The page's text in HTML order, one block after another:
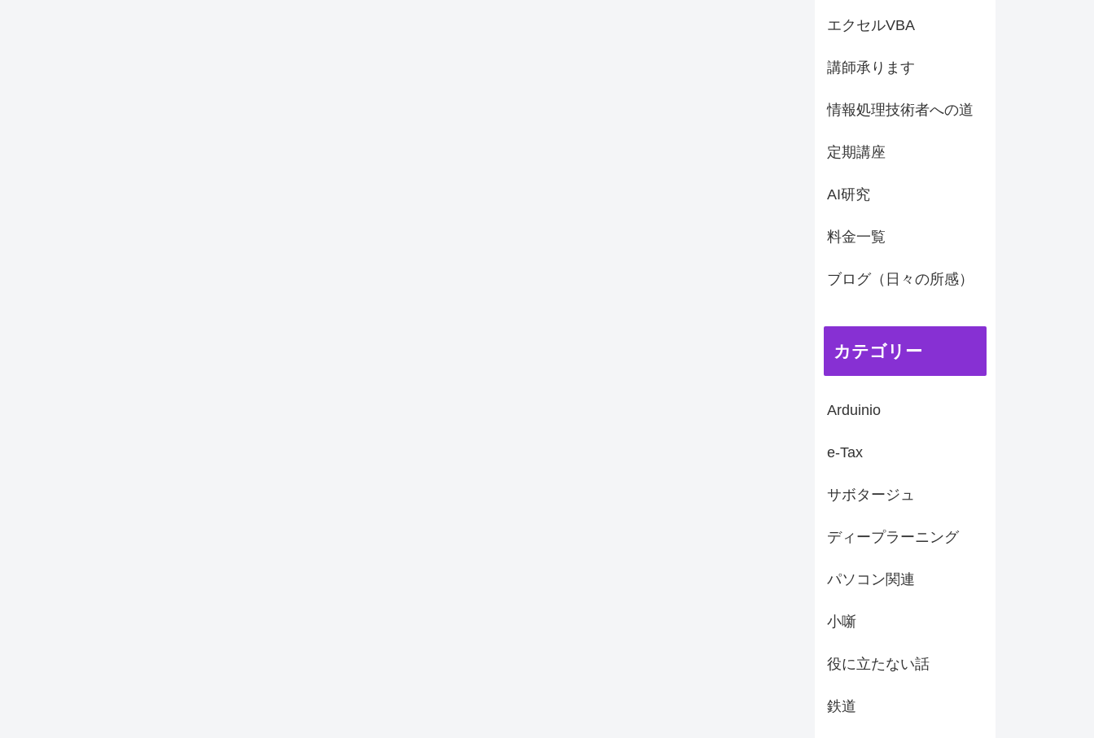
エクセルVBA
講師承ります
情報処理技術者への道
定期講座
AI研究
料金一覧
ブログ（日々の所感）
カテゴリー
Arduinio
e-Tax
サボタージュ
ディープラーニング
パソコン関連
小噺
役に立たない話
鉄道